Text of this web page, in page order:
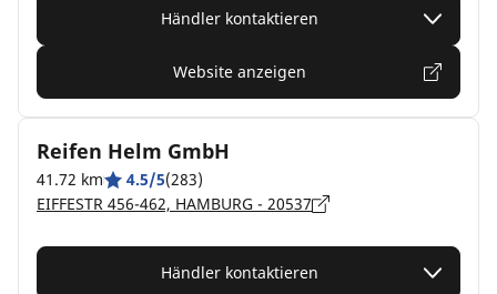
Händler kontaktieren
Website anzeigen
Reifen Helm GmbH
41.72 km 4.5/5(283)
EIFFESTR 456-462, HAMBURG - 20537
Händler kontaktieren